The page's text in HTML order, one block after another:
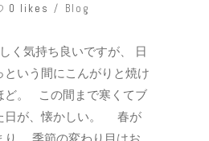
0 likes Blog
く気持ち良いですが、 日
という間にこんがりと焼け
ど。 この間まで寒くてブ
日が、懐かしい。 春が
、 季節の変わり目はお